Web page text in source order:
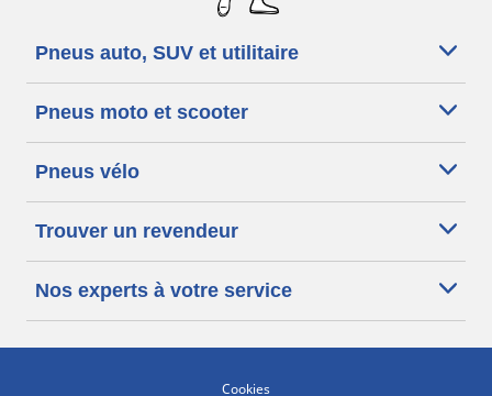
Pneus auto, SUV et utilitaire
Pneus moto et scooter
Pneus vélo
Trouver un revendeur
Nos experts à votre service
Cookies